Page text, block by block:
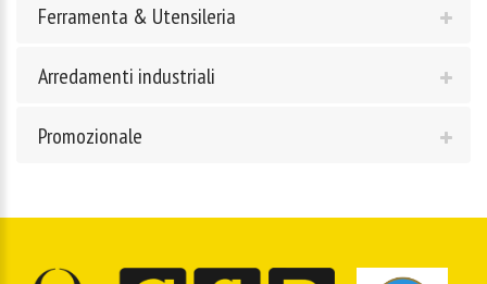
Ferramenta & Utensileria
Arredamenti industriali
Promozionale